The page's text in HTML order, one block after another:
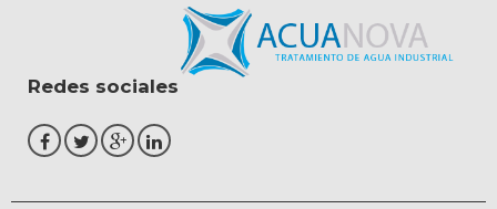
Redes sociales